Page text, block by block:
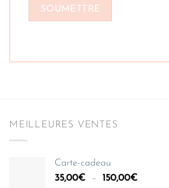
MEILLEURES VENTES
Carte-cadeau
35,00€ – 150,00€Plage